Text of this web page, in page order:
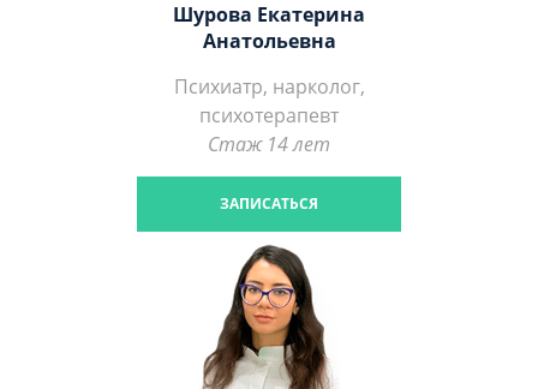
Шурова Екатерина
Анатольевна
Психиатр, нарколог,
психотерапевт
Стаж 14 лет
ЗАПИСАТЬСЯ